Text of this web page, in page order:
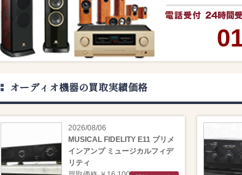
オーディオ機器の買取実績価格
2026/08/06
MUSICAL FIDELITY E11 プリメ
インアンプ ミュージカルフィデ
リティ